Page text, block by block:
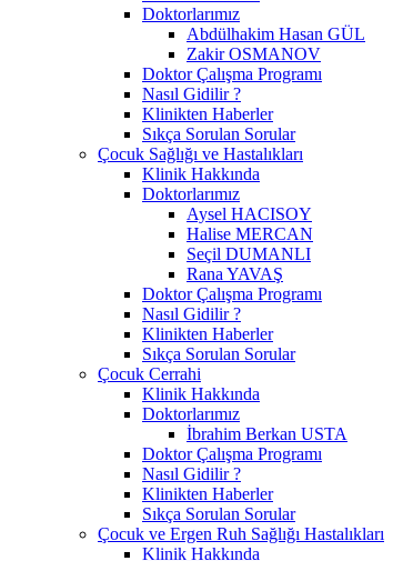
Doktorlarımız
Abdülhakim Hasan GÜL
Zakir OSMANOV
Doktor Çalışma Programı
Nasıl Gidilir ?
Klinikten Haberler
Sıkça Sorulan Sorular
Çocuk Sağlığı ve Hastalıkları
Klinik Hakkında
Doktorlarımız
Aysel HACISOY
Halise MERCAN
Seçil DUMANLI
Rana YAVAŞ
Doktor Çalışma Programı
Nasıl Gidilir ?
Klinikten Haberler
Sıkça Sorulan Sorular
Çocuk Cerrahi
Klinik Hakkında
Doktorlarımız
İbrahim Berkan USTA
Doktor Çalışma Programı
Nasıl Gidilir ?
Klinikten Haberler
Sıkça Sorulan Sorular
Çocuk ve Ergen Ruh Sağlığı Hastalıkları
Klinik Hakkında